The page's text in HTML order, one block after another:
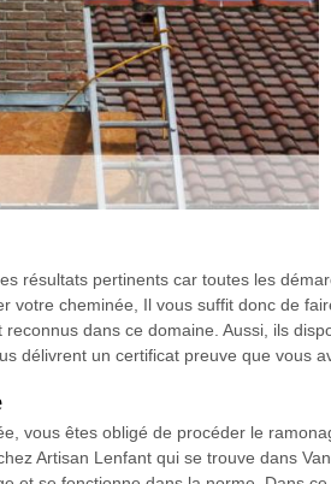
résultats pertinents car toutes les
votre cheminée, Il vous suffit donc de
dans ce domaine. Aussi, ils
délivrent un certificat preuve que vous
vous êtes obligé de procéder le
Artisan Lenfant qui se trouve dans